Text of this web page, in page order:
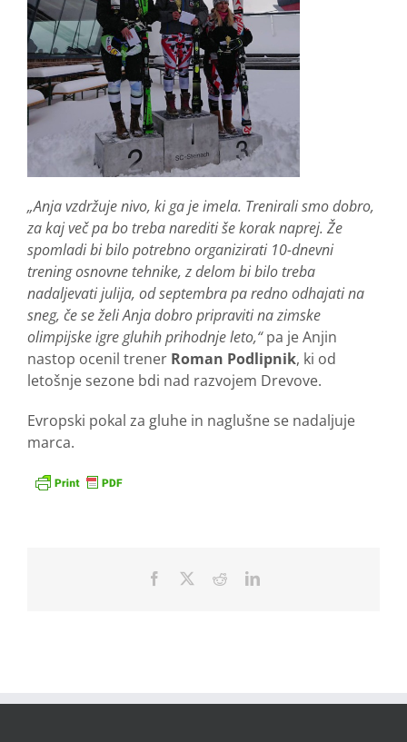
„Anja vzdržuje nivo, ki ga je imela. Trenirali smo dobro,
za kaj več pa bo treba narediti še korak naprej. Že
spomladi bi bilo potrebno organizirati 10-dnevni
trening osnovne tehnike, z delom bi bilo treba
nadaljevati julija, od septembra pa redno odhajati na
sneg, če se želi Anja dobro pripraviti na zimske
olimpijske igre gluhih prihodnje leto,“pa je Anjin
nastop ocenil trener Roman Podlipnik, ki od
letošnje sezone bdi nad razvojem Drevove.
Evropski pokal za gluhe in naglušne se nadaljuje
marca.
Facebook RedditLinkedIn